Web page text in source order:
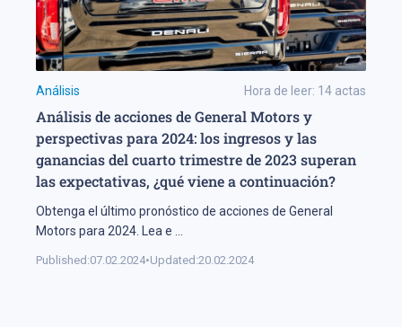
Análisis Hora de leer: 14 actas
Análisis de acciones de General Motors y
perspectivas para 2024: los ingresos y las
ganancias del cuarto trimestre de 2023 superan
las expectativas, ¿qué viene a continuación?
Obtenga el último pronóstico de acciones de General
Motors para 2024. Lea e
Published:07.02.2024•Updated:20.02.2024